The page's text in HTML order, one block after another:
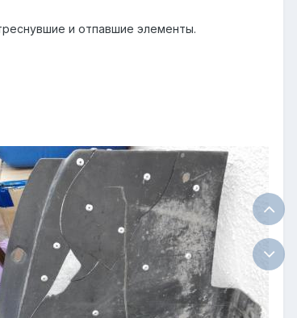
и отпавшие элементы.